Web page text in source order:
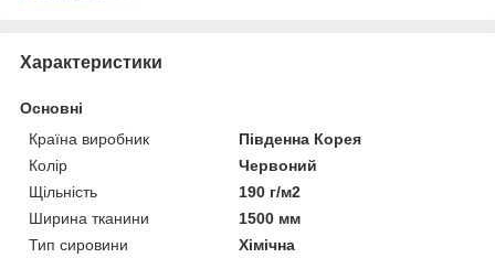
Характеристики
Основні
Країна виробник
Південна Корея
Колір
Червоний
Щільність
190 г/м2
Ширина тканини
1500 мм
Тип сировини
Хімічна